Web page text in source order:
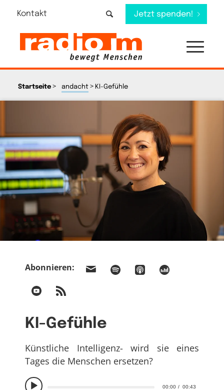
Kontakt Jetzt spenden!
Startseite> andacht> KI-Gefühle
Abonnieren:
KI-Gefühle
00:00 00:43
Künstliche Intelligenz- wird sie eines
Tages die Menschen ersetzen?